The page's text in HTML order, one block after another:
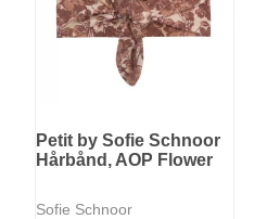
Petit by Sofie Schnoor
Hårbånd, AOP Flower
Sofie Schnoor